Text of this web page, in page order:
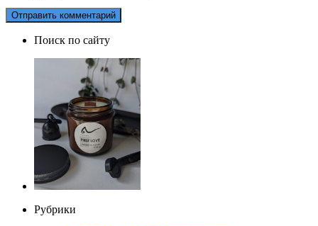
Поиск по сайту
Рубрики